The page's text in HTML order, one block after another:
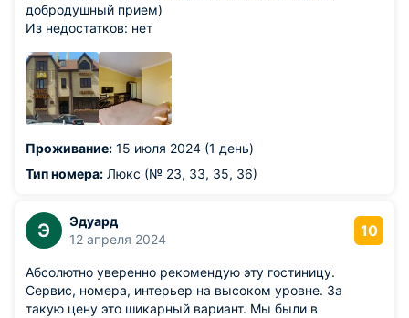
добродушный прием)
Из недостатков: нет
Проживание: 15 июля 2024 (1 день)
Тип номера: Люкс (№ 23, 33, 35, 36)
Э
Эдуард
12 апреля 2024
10
Абсолютно уверенно рекомендую эту гостиницу.
Сервис, номера, интерьер на высоком уровне. За
такую цену это шикарный вариант. Мы были в